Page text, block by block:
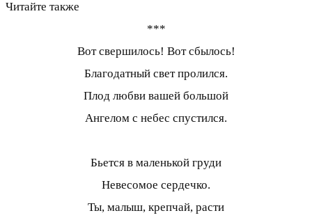
Читайте также
***
Вот свершилось! Вот сбылось!
Благодатный свет пролился.
Плод любви вашей большой
Ангелом с небес спустился.
Бьется в маленькой груди
Невесомое сердечко.
Ты, малыш, крепчай, расти